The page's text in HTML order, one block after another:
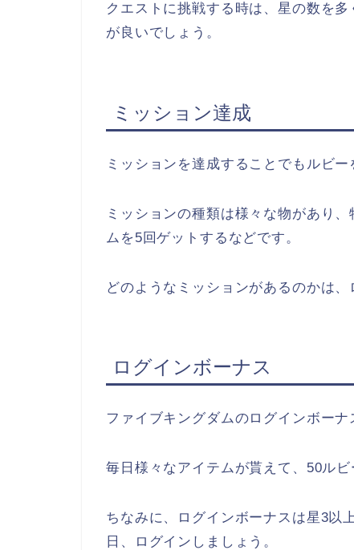
クエストに挑戦する時は、星の数を
が良いでしょう。
ミッション達成
ミッションを達成することでもルビー
ミッションの種類は様々な物があり
ムを5回ゲットするなどです。
どのようなミッションがあるのかは、
ログインボーナス
ファイブキングダムのログインボーナ
毎日様々なアイテムが貰えて、50ルビ
ちなみに、ログインボーナスは星3以
日、ログインしましょう。